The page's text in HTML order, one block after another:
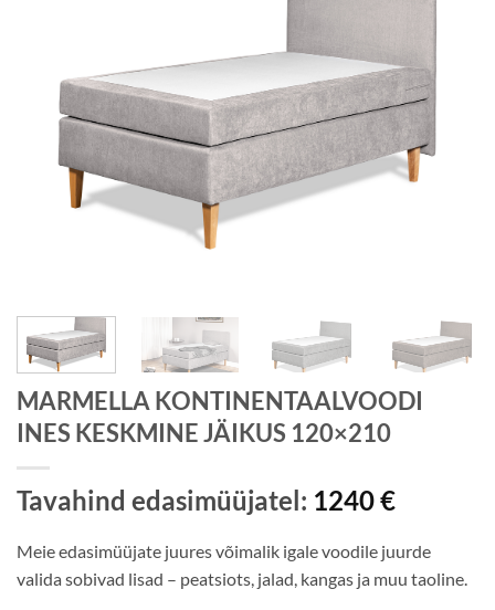
MARMELLA KONTINENTAALVOODI
INES KESKMINE JÄIKUS 120×210
Tavahind edasimüüjatel: 1240€
Meie edasimüüjate juures võimalik igale voodile juurde
valida sobivad lisad – peatsiots, jalad, kangas ja muu taoline.